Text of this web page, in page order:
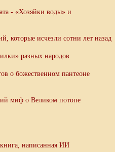
- «Хозяйки воды» и
которые исчезли сотни лет назад
разных народов
о божественном пантеоне
миф о Великом потопе
написанная ИИ